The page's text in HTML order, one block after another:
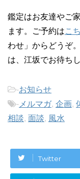
鑑定はお友達やご
ます。ご予約はこ
わせ」からどうぞ
は、江坂でお待ち
-お知らせ
- メルマガ, 企画,
相談, 面談, 風水
Twitter